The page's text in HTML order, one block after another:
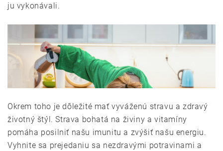
ju vykonávali.
Okrem toho je dôležité mať vyváženú stravu a zdravý
životný štýl. Strava bohatá na živiny a vitamíny
pomáha posilniť našu imunitu a zvýšiť našu energiu.
Vyhnite sa prejedaniu sa nezdravými potravinami a